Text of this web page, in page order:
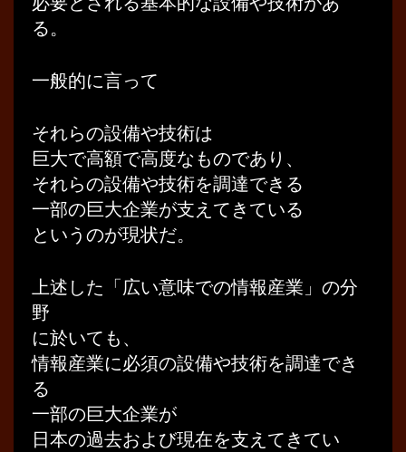
る。
一般的に言って
それらの設備や技術は
巨大で高額で高度なものであり、
それらの設備や技術を調達できる
一部の巨大企業が支えてきている
というのが現状だ。
上述した「広い意味での情報産業」の分
野
に於いても、
情報産業に必須の設備や技術を調達でき
る
一部の巨大企業が
日本の過去および現在を支えてきてい